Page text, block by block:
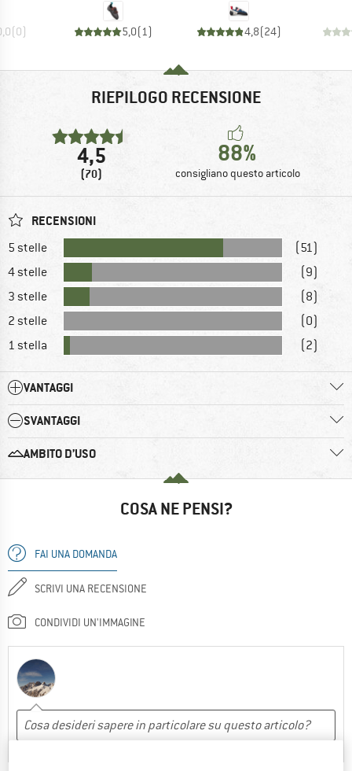
(0) 5,0( 1) 4,8(24)
RIEPILOGO RECENSIONE
4,5
(70)
88%
consigliano questo articolo
RECENSIONI
5 stelle
(51)
4 stelle
(9)
3 stelle
(8)
2 stelle
(0)
1 stella
(2)
VANTAGGI
SVANTAGGI
AMBITO D’USO
COSA NE PENSI?
FAI UNA DOMANDA
SCRIVI UNA RECENSIONE
CONDIVIDI UN'IMMAGINE